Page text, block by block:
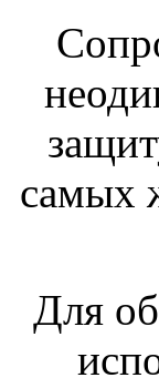
самых
Для